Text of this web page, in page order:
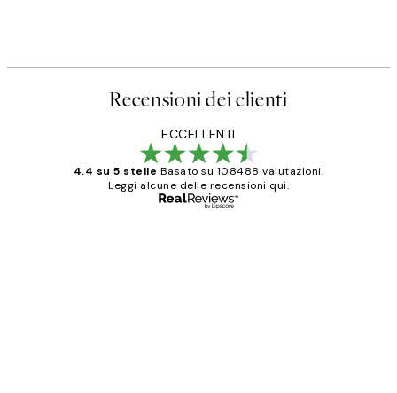
Recensioni dei clienti
ECCELLENTI
4.4 su 5 stelle Basato su 108488 valutazioni.
Leggi alcune delle recensioni qui.